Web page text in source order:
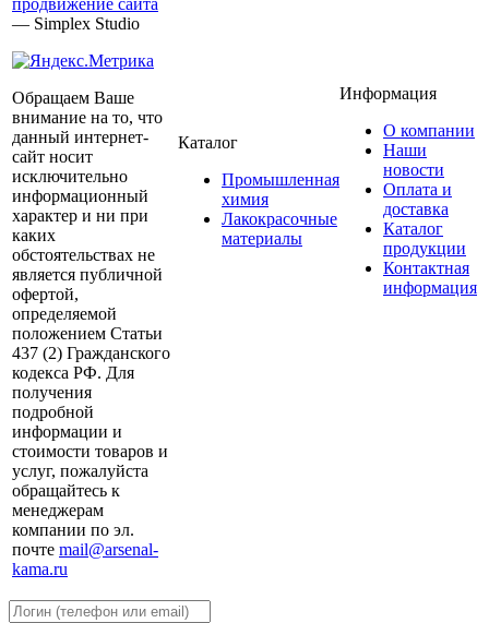
продвижение сайта
— Simplex Studio
Обращаем Ваше
внимание на то, что
данный интернет-
сайт носит
исключительно
информационный
характер и ни при
каких
обстоятельствах не
является публичной
офертой,
определяемой
положением Статьи
437 (2) Гражданского
кодекса РФ. Для
получения
подробной
информации и
стоимости товаров и
услуг, пожалуйста
обращайтесь к
менеджерам
компании по эл.
почте mail@arsenal-
kama.ru
Каталог
Промышленная
химия
Лакокрасочные
материалы
Информация
О компании
Наши
новости
Оплата и
доставка
Каталог
продукции
Контактная
информация